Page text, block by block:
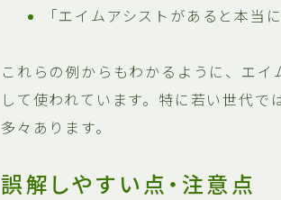
「エイムアシストがあると本当
これらの例からもわかるように、エ
して使われています。特に若い世代
多々あります。
誤解しやすい点・注意点